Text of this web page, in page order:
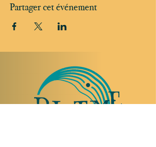
Partager cet événement